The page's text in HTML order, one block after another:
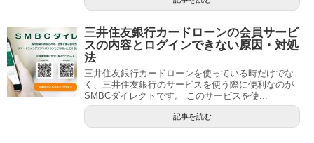
三井住友銀行カードローンの会員サービ
スの内容とログインできない原因・対処
法
三井住友銀行カードローンを使っている時だけでな
く、三井住友銀行のサービスを使う際に便利なのが
SMBCダイレクトです。 このサービスを使...
記事を読む